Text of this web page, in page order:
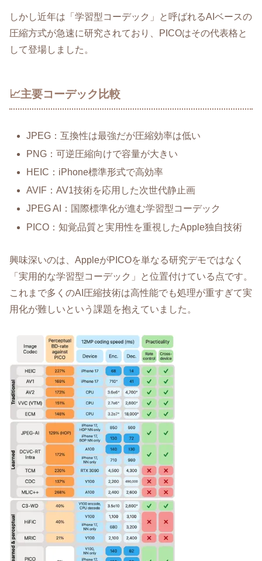
しかし近年は「学習型コーデック」と呼ばれるAIベースの
圧縮方式が急速に研究されており、PICOはその代表格と
して登場しました。
📈主要コーデック比較
JPEG：互換性は最強だが圧縮効率は低い
PNG：可逆圧縮向けで容量が大きい
HEIC：iPhone標準形式で高効率
AVIF：AV1技術を応用した次世代静止画
JPEG AI：国際標準化が進む学習型コーデック
PICO：知覚品質と実用性を重視したApple独自技術
興味深いのは、AppleがPICOを単なる研究デモではなく
「実用的な学習型コーデック」と位置付けている点です。
これまで多くのAI圧縮技術は高性能でも処理が重すぎて実
用化が難しいという課題を抱えていました。